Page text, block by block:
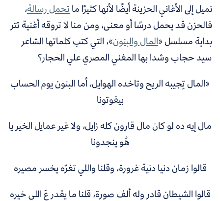
نميل إلى الأغاني الحزينة أيضًا لأنها كثيرًا ماتحمل رسالة،
فالحزن قد يحمل درسًا أو معنى، ومن منا لا تروقه أغنية تتر
بداية مسلسل «المال والبنون»، التي كتب كلماتها الشاعر
سيد حجاب وشدا بها المغني المصري علي الحجار؟
«المال تِجيبه الريح وتاخده الهوايل،أما البنون يوم الحساب
بيفوتونا
مال إيه ده لو كان مال قارون كله زايل،ولا غير عمايل الخير يا
هُو ينجدونا
قالوا زمان دنيا دنية غرورة،وقلنا واللي تغرّه يخسر مصيره
قالوا الشيطان قادر وله ألف صورة،قلنا ما يقدر عَ اللي خيره